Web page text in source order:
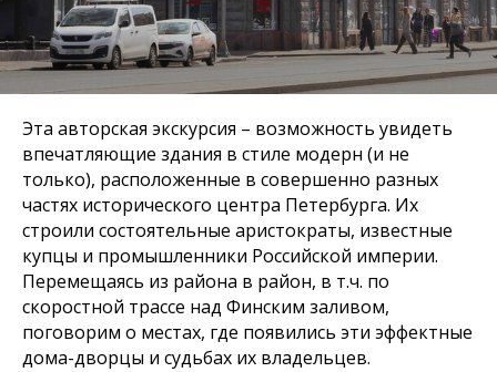
Эта авторская экскурсия – возможность увидеть
впечатляющие здания в стиле модерн (и не
только), расположенные в совершенно разных
частях исторического центра Петербурга. Их
строили состоятельные аристократы, известные
купцы и промышленники Российской империи.
Перемещаясь из района в район, в т.ч. по
скоростной трассе над Финским заливом,
поговорим о местах, где появились эти эффектные
дома-дворцы и судьбах их владельцев.